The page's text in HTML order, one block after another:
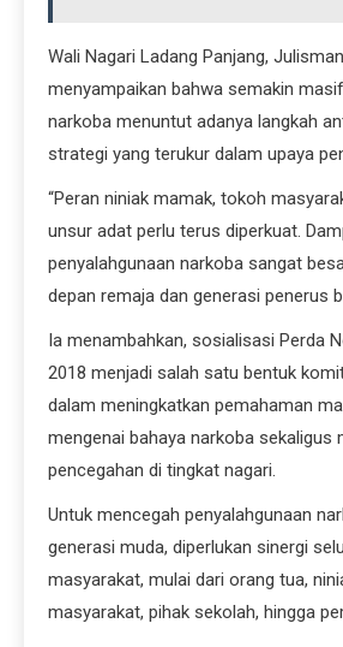
Wali Nagari Ladang Panjang,
menyampaikan bahwa semakin
narkoba menuntut adanya langkah
strategi yang terukur dalam upaya
“Peran niniak mamak, tokoh
unsur adat perlu terus diperkuat.
penyalahgunaan narkoba sangat
depan remaja dan generasi penerus
Ia menambahkan, sosialisasi Perda
2018 menjadi salah satu bentuk
dalam meningkatkan pemahaman
mengenai bahaya narkoba sekaligus
pencegahan di tingkat nagari.
Untuk mencegah penyalahgunaan
generasi muda, diperlukan sinergi
masyarakat, mulai dari orang tua,
masyarakat, pihak sekolah, hingga